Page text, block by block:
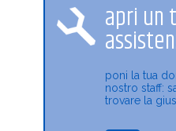
apri un
poni la tua
nostro staff:
trovare la